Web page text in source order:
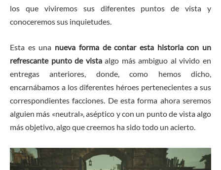
los que viviremos sus diferentes puntos de vista y
conoceremos sus inquietudes.
Esta es una nueva forma de contar esta historia con un
refrescante punto de vistaalgo más ambiguo al vivido en
entregas anteriores, donde, como hemos dicho,
encarnábamos a los diferentes héroes pertenecientes a sus
correspondientes facciones. De esta forma ahora seremos
alguien más «neutral», aséptico y con un punto de vista algo
más objetivo, algo que creemos ha sido todo un acierto.